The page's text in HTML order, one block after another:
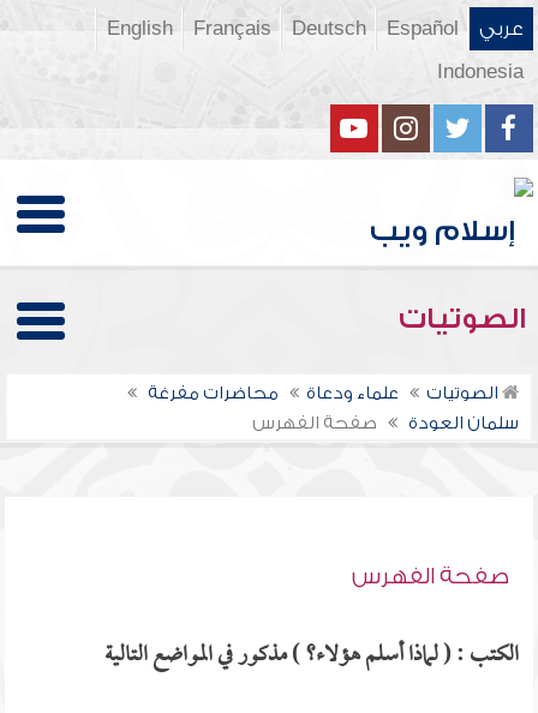
عربي Español
Deutsch
Français
English
Indonesia
الصوتيات
الصوتيات علماء ودعاة
محاضرات مفرغة
سلمان العودة
صفحة الفهرس
صفحة الفهرس
الكتب : ( لماذا أسلم هؤلاء؟ ) مذكور في المواضع التالية